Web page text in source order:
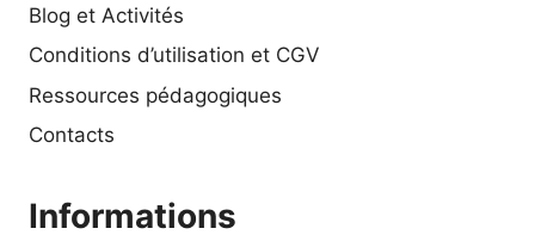
Blog et Activités
Conditions d’utilisation et CGV
Ressources pédagogiques
Contacts
Informations